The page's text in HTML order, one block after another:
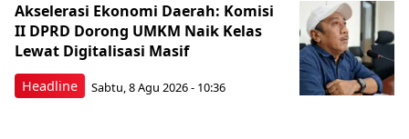
Headline
Akselerasi Ekonomi Daerah: Komisi
II DPRD Dorong UMKM Naik Kelas
Lewat Digitalisasi Masif
Sabtu, 8 Agu 2026 - 10:36